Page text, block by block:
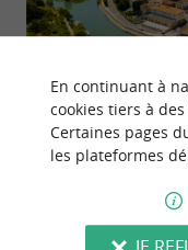
Top 10 des choses
910 m - Saintes
En continuant à
cookies tiers à
Certaines pages
les plateformes